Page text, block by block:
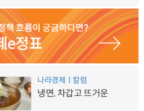
나라경제ㅣ칼럼
냉면, 차갑고 뜨거운